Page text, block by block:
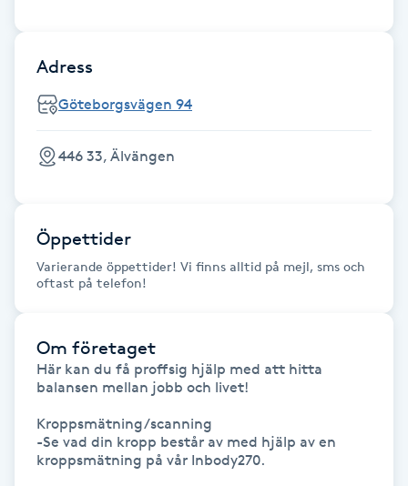
Gellack med förstärkning
Gravidmassage
Gravidyoga
Gruppträning
Gua Sha-massage
Hatha Yoga
Headspa
Healing
Adress
Göteborgsvägen 94
446 33, Älvängen
Öppettider
Varierande öppettider! Vi finns alltid på mejl, sms och
oftast på telefon!
Om företaget
Här kan du få proffsig hjälp med att hitta
balansen mellan jobb och livet!
Kroppsmätning/scanning
-Se vad din kropp består av med hjälp av en
kroppsmätning på vår Inbody270.